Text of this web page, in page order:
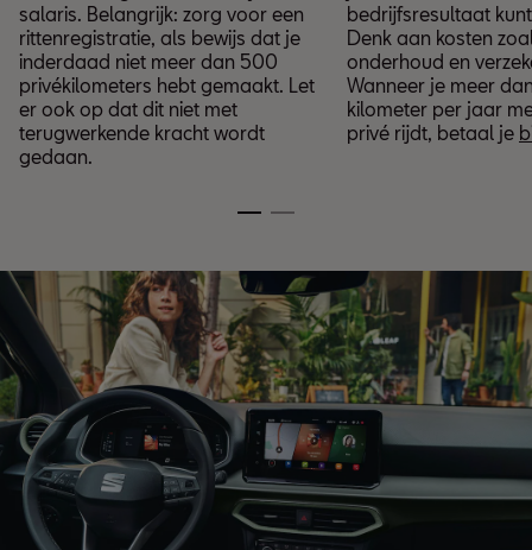
salaris. Belangrijk: zorg voor een
rittenregistratie, als bewijs dat je
inderdaad niet meer dan 500
privékilometers hebt gemaakt. Let
er ook op dat dit niet met
terugwerkende kracht wordt
gedaan.
bedrijfsresultaat
Denk aan kosten
onderhoud en
Wanneer je meer
kilometer per jaar
privé rijdt, betaal je